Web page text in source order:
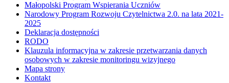
Małopolski Program Wspierania Uczniów
Narodowy Program Rozwoju Czytelnictwa 2.0. na lata 2021-
2025
Deklaracja dostępności
RODO
Klauzula informacyjna w zakresie przetwarzania danych
osobowych w zakresie monitoringu wizyjnego
Mapa strony
Kontakt